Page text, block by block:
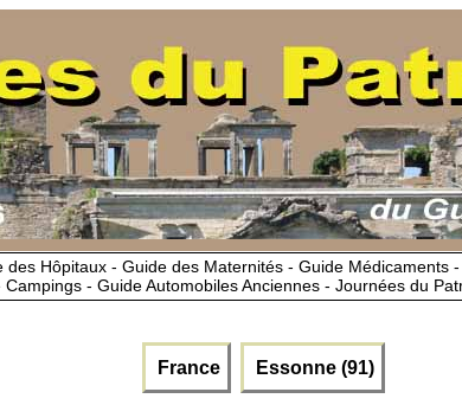
Hôpitaux - Guide des Maternités - Guide Médicaments
- Guide Automobiles Anciennes - Journées du
France Essonne (91)